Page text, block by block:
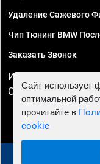
Удаление Сажевого
Чип Тюнинг BMW
Заказать Звонок
ИП Смирнов
ОГРНИП
© 2010 - 2026
Сайт использует
оптимальной
прочитайте в
cookie